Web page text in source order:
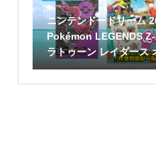
ニンテンドードリーム
Pokémon LEGENDS
ラトゥーン レイダース